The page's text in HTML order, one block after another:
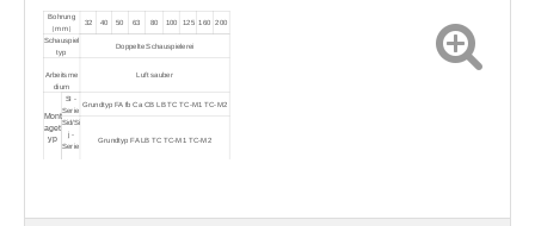
Bohrung
（mm）
32 40 50 63 80 100 125 160 200
Schauspiel
typ
Doppelte Schauspielerei
Arbeitsme
dium
Luft sauber
Mont
aget
yp
SI -
Serie
Grundtyp FA fb Ca CB LB TC TC-M1 TC-M2
Sid/Si
j -
Serie
Grundtyp FA LB TC TC-M1 TC-M2